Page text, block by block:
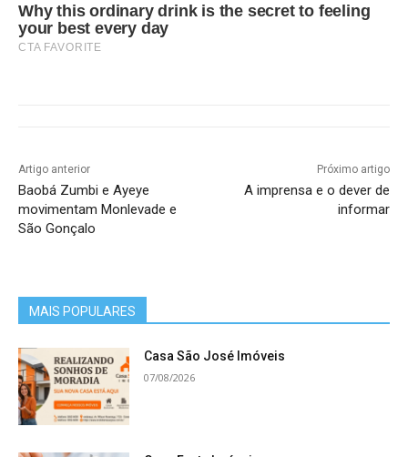
Why this ordinary drink is the secret to feeling
your best every day
CTA FAVORITE
Artigo anterior
Baobá Zumbi e Ayeye
movimentam Monlevade e
São Gonçalo
Próximo artigo
A imprensa e o dever de
informar
MAIS POPULARES
Casa São José Imóveis
07/08/2026